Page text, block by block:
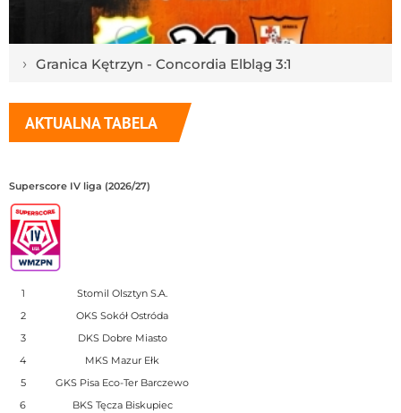
› Granica Kętrzyn - Concordia Elbląg 3:1
AKTUALNA TABELA
Superscore IV liga (2026/27)
1
Stomil Olsztyn S.A.
2
OKS Sokół Ostróda
3
DKS Dobre Miasto
4
MKS Mazur Ełk
5
GKS Pisa Eco-Ter Barczewo
6
BKS Tęcza Biskupiec